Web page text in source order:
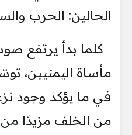
الحالين: الحرب
كلما بدأ يرتفع
مأساة اليمنيين،
في ما يؤكد وجود
من الخلف مزيدًا من